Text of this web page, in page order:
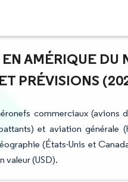
AMÉRIQUE DU
PRÉVISIONS
commerciaux (avions
et aviation générale
(États-Unis et
valeur (USD).